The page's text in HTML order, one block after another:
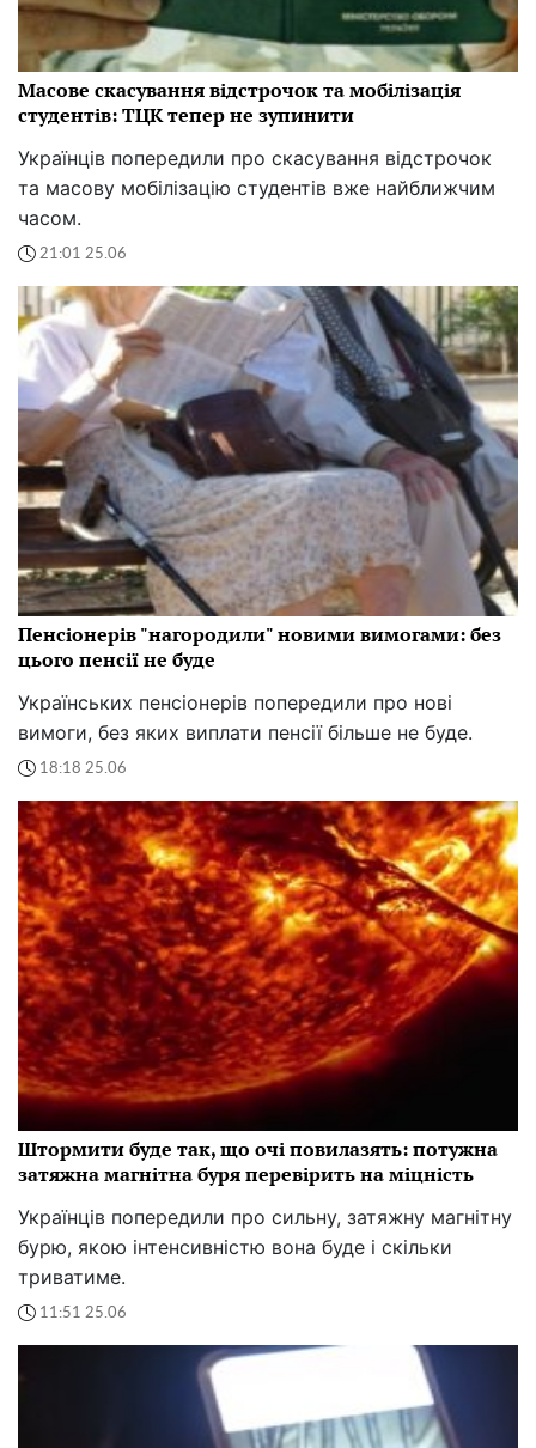
Масове скасування відстрочок та мобілізація
студентів: ТЦК тепер не зупинити
Українців попередили про скасування відстрочок
та масову мобілізацію студентів вже найближчим
часом.
21:01 25.06
Пенсіонерів "нагородили" новими вимогами: без
цього пенсії не буде
Українських пенсіонерів попередили про нові
вимоги, без яких виплати пенсії більше не буде.
18:18 25.06
Штормити буде так, що очі повилазять: потужна
затяжна магнітна буря перевірить на міцність
Українців попередили про сильну, затяжну магнітну
бурю, якою інтенсивністю вона буде і скільки
триватиме.
11:51 25.06